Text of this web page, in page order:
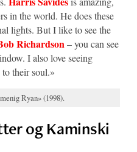
in the world. He does these
lights. But I like to see the
Richardson– you can see
I also love seeing
their soul.»
Ryan» (1998).
og Kaminski